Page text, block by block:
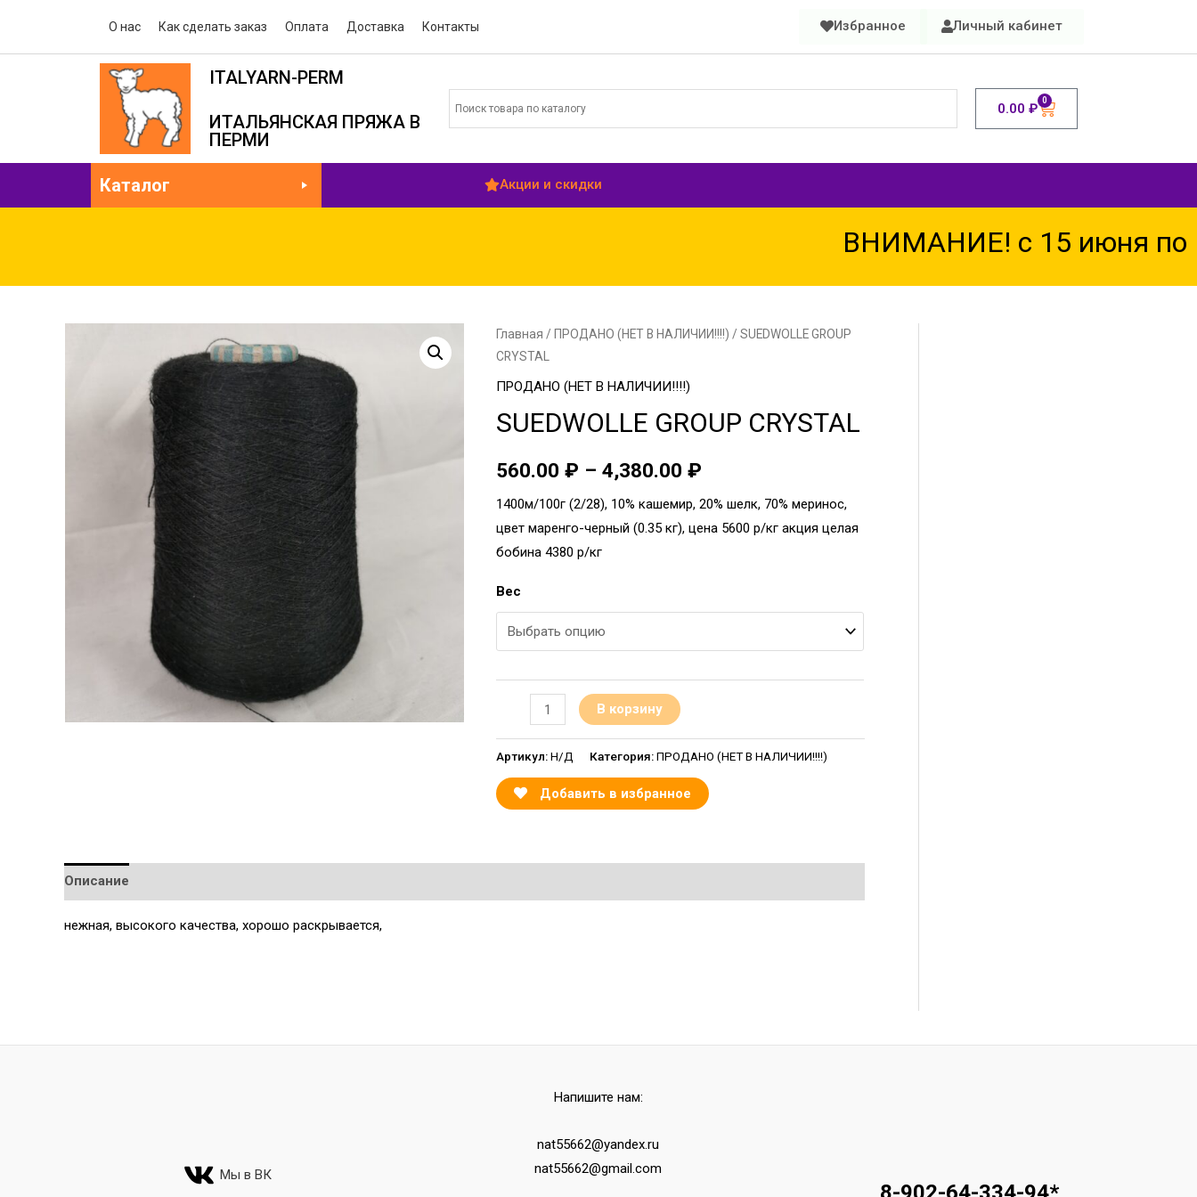
О нас Как сделать заказ Оплата Доставка Контакты Избранное Личный кабинет
ITALYARN-PERM
ИТАЛЬЯНСКАЯ ПРЯЖА В
ПЕРМИ
0.00 ₽ 0
Каталог Акции и скидки
ВНИМАНИЕ! с 15 июня по
Главная / ПРОДАНО (НЕТ В НАЛИЧИИ!!!!) / SUEDWOLLE GROUP
CRYSTAL
ПРОДАНО (НЕТ В НАЛИЧИИ!!!!)
SUEDWOLLE GROUP CRYSTAL
560.00₽ –4,380.00₽
1400м/100г (2/28), 10% кашемир, 20% шелк, 70% меринос,
цвет маренго-черный (0.35 кг), цена 5600 р/кг акция целая
бобина 4380 р/кг
Вес
В корзину
Артикул:Н/Д Категория:ПРОДАНО (НЕТ В НАЛИЧИИ!!!!)
Добавить в избранное
Описание
нежная, высокого качества, хорошо раскрывается,
Мы в ВК
Напишите нам:
nat55662@yandex.ru
nat55662@gmail.com